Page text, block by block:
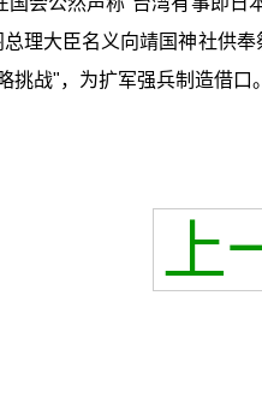
理大臣名义向靖国神社供
战"，为扩军强兵制造借口。